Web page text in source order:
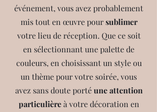
événement, vous avez probablement
mis tout en œuvre poursublimer
votre lieu de réception. Que ce soit
en sélectionnant une palette de
couleurs, en choisissant un style ou
un thème pour votre soirée, vous
avez sans doute portéune attention
particulièreà votre décoration en